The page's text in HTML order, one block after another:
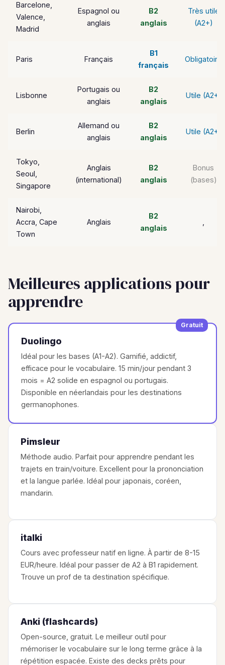
Barcelone,
Valence,
Madrid
Espagnol ou
anglais
B2
anglais
Très utile
(A2+)
Paris Français
B1
français
Obligatoire
Lisbonne
Portugais ou
anglais
B2
anglais
Utile (A2+)
Berlin
Allemand ou
anglais
B2
anglais
Utile (A2+)
Tokyo,
Seoul,
Singapore
Anglais
(international)
B2
anglais
Bonus
(bases)
Nairobi,
Accra, Cape
Town
Anglais
B2
anglais
Meilleures applications pour
apprendre
Gratuit
Duolingo
Idéal pour les bases (A1-A2). Gamifié, addictif,
efficace pour le vocabulaire. 15 min/jour pendant 3
mois = A2 solide en espagnol ou portugais.
Disponible en néerlandais pour les destinations
germanophones.
Pimsleur
Méthode audio. Parfait pour apprendre pendant les
trajets en train/voiture. Excellent pour la prononciation
et la langue parlée. Idéal pour japonais, coréen,
mandarin.
italki
Cours avec professeur natif en ligne. À partir de 8-15
EUR/heure. Idéal pour passer de A2 à B1 rapidement.
Trouve un prof de ta destination spécifique.
Anki (flashcards)
Open-source, gratuit. Le meilleur outil pour
mémoriser le vocabulaire sur le long terme grâce à la
répétition espacée. Existe des decks prêts pour